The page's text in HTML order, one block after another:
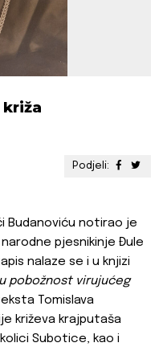
križa
Podjeli:
Budanoviću notirao je
pjesnikinje Đule
nalaze se i u knjizi
pobožnost virujućeg
Tomislava
križeva krajputaša
Subotice, kao i